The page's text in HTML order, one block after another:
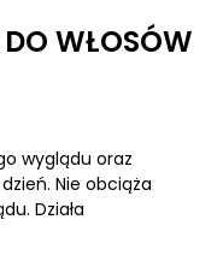
WŁOSÓW
wyglądu oraz
Nie obciąża
Działa